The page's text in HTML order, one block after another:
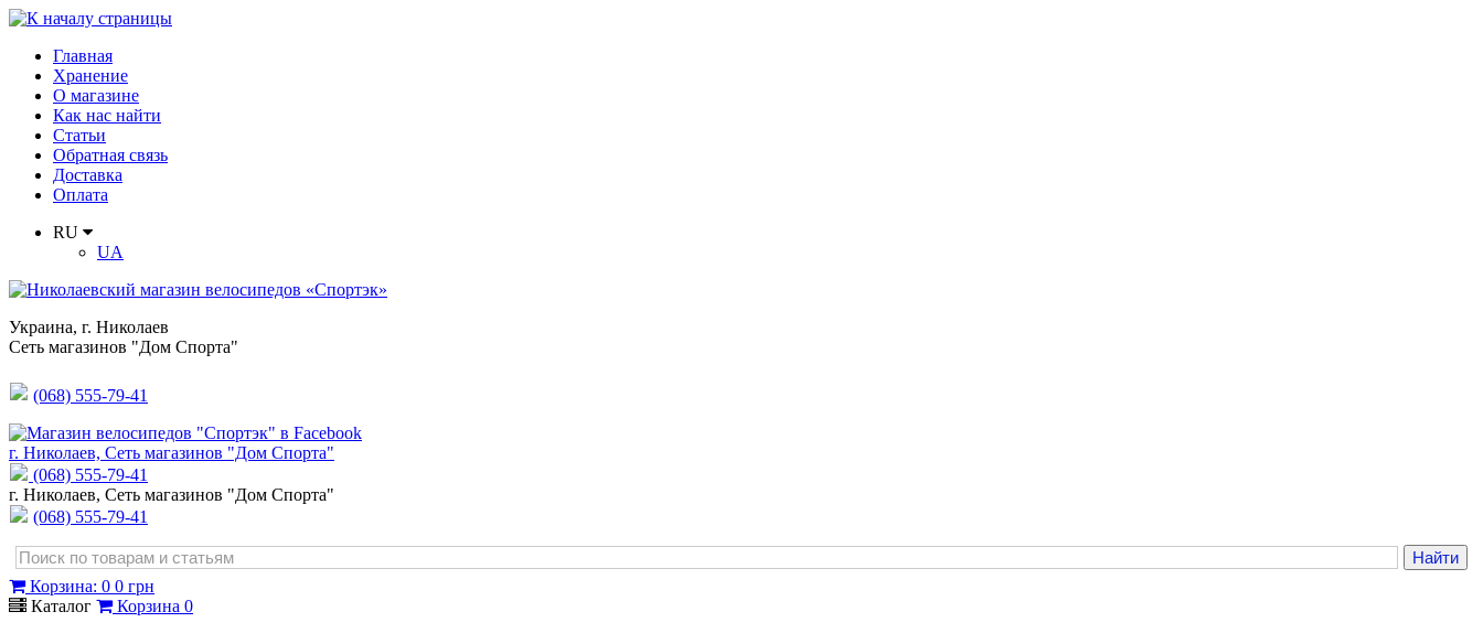
Главная
Хранение
О магазине
Как нас найти
Статьи
Обратная связь
Доставка
Оплата
RU
UA
Украина, г. Николаев
Сеть магазинов "Дом Спорта"
(068) 555-79-41
г. Николаев, Сеть магазинов "Дом Спорта"
(068) 555-79-41
г. Николаев, Сеть магазинов "Дом Спорта"
(068) 555-79-41
Корзина: 0 0 грн
Каталог
Корзина 0